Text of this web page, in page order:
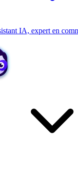
IA, expert en